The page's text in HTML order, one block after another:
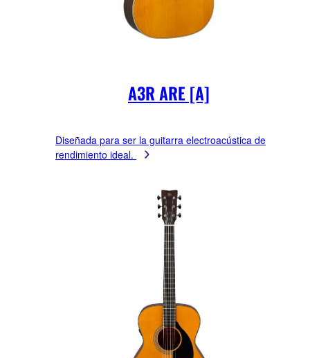
A3R ARE [A]
Diseñada para ser la guitarra electroacústica de
rendimiento ideal.